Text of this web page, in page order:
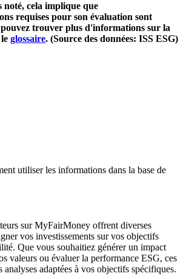
noté, cela implique que
requises pour son évaluation sont
trouver plus d'informations sur la
glossaire. (Source des données: ISS ESG)
utiliser les informations dans la base de
sur MyFairMoney offrent diverses
vos investissements sur vos objectifs
Que vous souhaitiez générer un impact
valeurs ou évaluer la performance ESG, ces
analyses adaptées à vos objectifs spécifiques.